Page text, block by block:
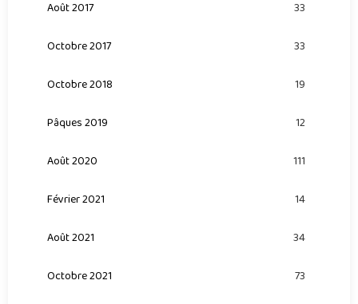
Août 2017 33
Octobre 2017 33
Octobre 2018 19
Pâques 2019 12
Août 2020 111
Février 2021 14
Août 2021 34
Octobre 2021 73